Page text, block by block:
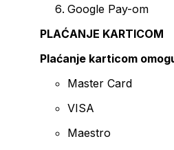
Google Pay-om
PLAĆANJE KARTICOM
Plaćanje karticom
Master Card
VISA
Maestro